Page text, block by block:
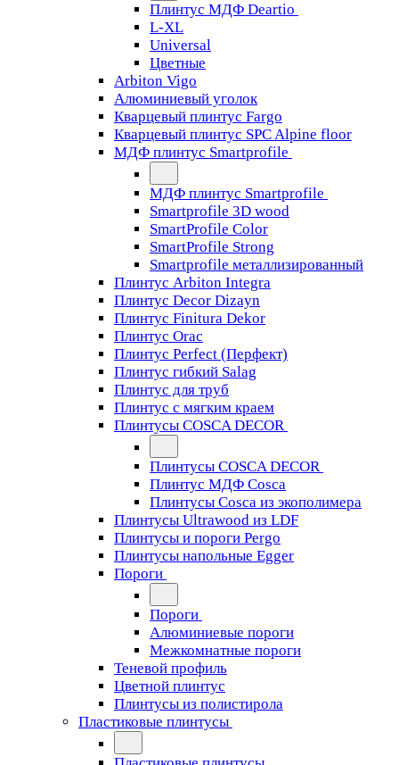
Плинтус МДФ Deartio
L-XL
Universal
Цветные
Arbiton Vigo
Алюминиевый уголок
Кварцевый плинтус Fargo
Кварцевый плинтус SPC Alpine floor
МДФ плинтус Smartprofile
МДФ плинтус Smartprofile
Smartprofile 3D wood
SmartProfile Color
SmartProfile Strong
Smartprofile металлизированный
Плинтус Arbiton Integra
Плинтус Decor Dizayn
Плинтус Finitura Dekor
Плинтус Orac
Плинтус Perfect (Перфект)
Плинтус гибкий Salag
Плинтус для труб
Плинтус с мягким краем
Плинтусы COSCA DECOR
Плинтусы COSCA DECOR
Плинтус МДФ Cosca
Плинтусы Cosca из экополимера
Плинтусы Ultrawood из LDF
Плинтусы и пороги Pergo
Плинтусы напольные Egger
Пороги
Пороги
Алюминиевые пороги
Межкомнатные пороги
Теневой профиль
Цветной плинтус
Плинтусы из полистирола
Пластиковые плинтусы